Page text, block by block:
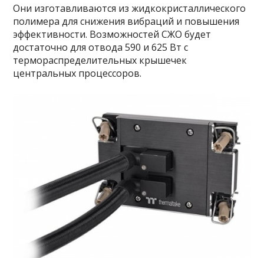
Они изготавливаются из жидкокристаллического
полимера для снижения вибраций и повышения
эффективности. Возможностей СЖО будет
достаточно для отвода 590 и 625 Вт с
термораспределительных крышечек
центральных процессоров.